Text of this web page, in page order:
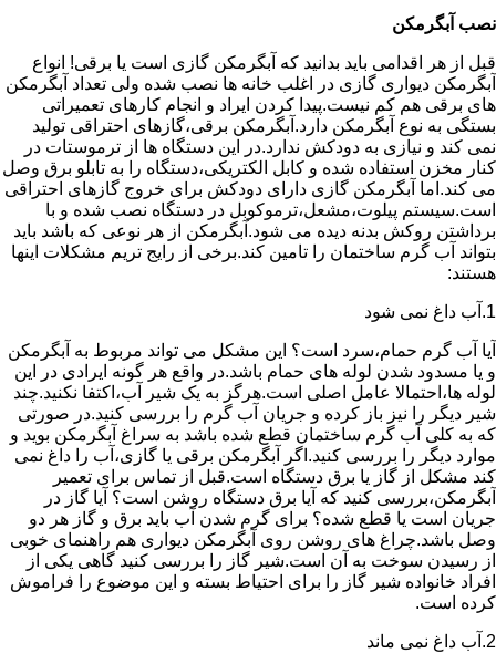
نصب آبگرمکن
قبل از هر اقدامی باید بدانید که آبگرمکن گازی است یا برقی! انواع
آبگرمکن دیواری گازی در اغلب خانه ها نصب شده ولی تعداد آبگرمکن
های برقی هم کم نیست.پیدا کردن ایراد و انجام کارهای تعمیراتی
بستگی به نوع آبگرمکن دارد.آبگرمکن برقی،گازهای احتراقی تولید
نمی کند و نیازی به دودکش ندارد.در این دستگاه ها از ترموستات در
کنار مخزن استفاده شده و کابل الکتریکی،دستگاه را به تابلو برق وصل
می کند.اما آبگرمکن گازی دارای دودکش برای خروج گازهای احتراقی
است.سیستم پیلوت،مشعل،ترموکوبل در دستگاه نصب شده و با
برداشتن روکش بدنه دیده می شود.آبگرمکن از هر نوعی که باشد باید
بتواند آب گرم ساختمان را تامین کند.برخی از رایج تریم مشکلات اینها
هستند:
1.آب داغ نمی شود
آیا آب گرم حمام،سرد است؟ این مشکل می تواند مربوط به آبگرمکن
و یا مسدود شدن لوله های حمام باشد.در واقع هر گونه ایرادی در این
لوله ها،احتمالا عامل اصلی است.هرگز به یک شیر آب،اکتفا نکنید.چند
شیر دیگر را نیز باز کرده و جریان آب گرم را بررسی کنید.در صورتی
که به کلی آب گرم ساختمان قطع شده باشد به سراغ آبگرمکن بوید و
موارد دیگر را بررسی کنید.اگر آبگرمکن برقی یا گازی،آب را داغ نمی
کند مشکل از گاز یا برق دستگاه است.قبل از تماس برای تعمیر
آبگرمکن،بررسی کنید که آیا برق دستگاه روشن است؟ آیا گاز در
جریان است یا قطع شده؟ برای گرم شدن آب باید برق و گاز هر دو
وصل باشد.چراغ های روشن روی آبگرمکن دیواری هم راهنمای خوبی
از رسیدن سوخت به آن است.شیر گاز را بررسی کنید گاهی یکی از
افراد خانواده شیر گاز را برای احتیاط بسته و این موضوع را فراموش
کرده است.
2.آب داغ نمی ماند